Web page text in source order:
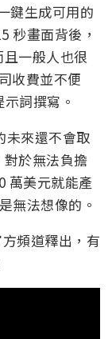
鍵生成可用的
秒畫面背後，
一般人也很
收費並不便
詞撰寫。
未來還不會取
於無法負擔
萬美元就能產
無法想像的。
頻道釋出，有